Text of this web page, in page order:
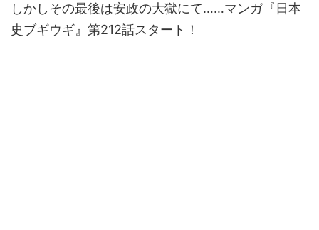
しかしその最後は安政の大獄にて……マンガ『日本
史ブギウギ』第212話スタート！